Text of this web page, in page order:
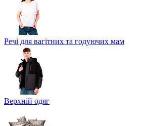
Речі для вагітних та годуючих мам
Верхній одяг